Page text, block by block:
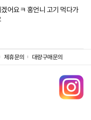
어요ㅋ 홍언니 고기 먹다가
제휴문의 대량구매문의